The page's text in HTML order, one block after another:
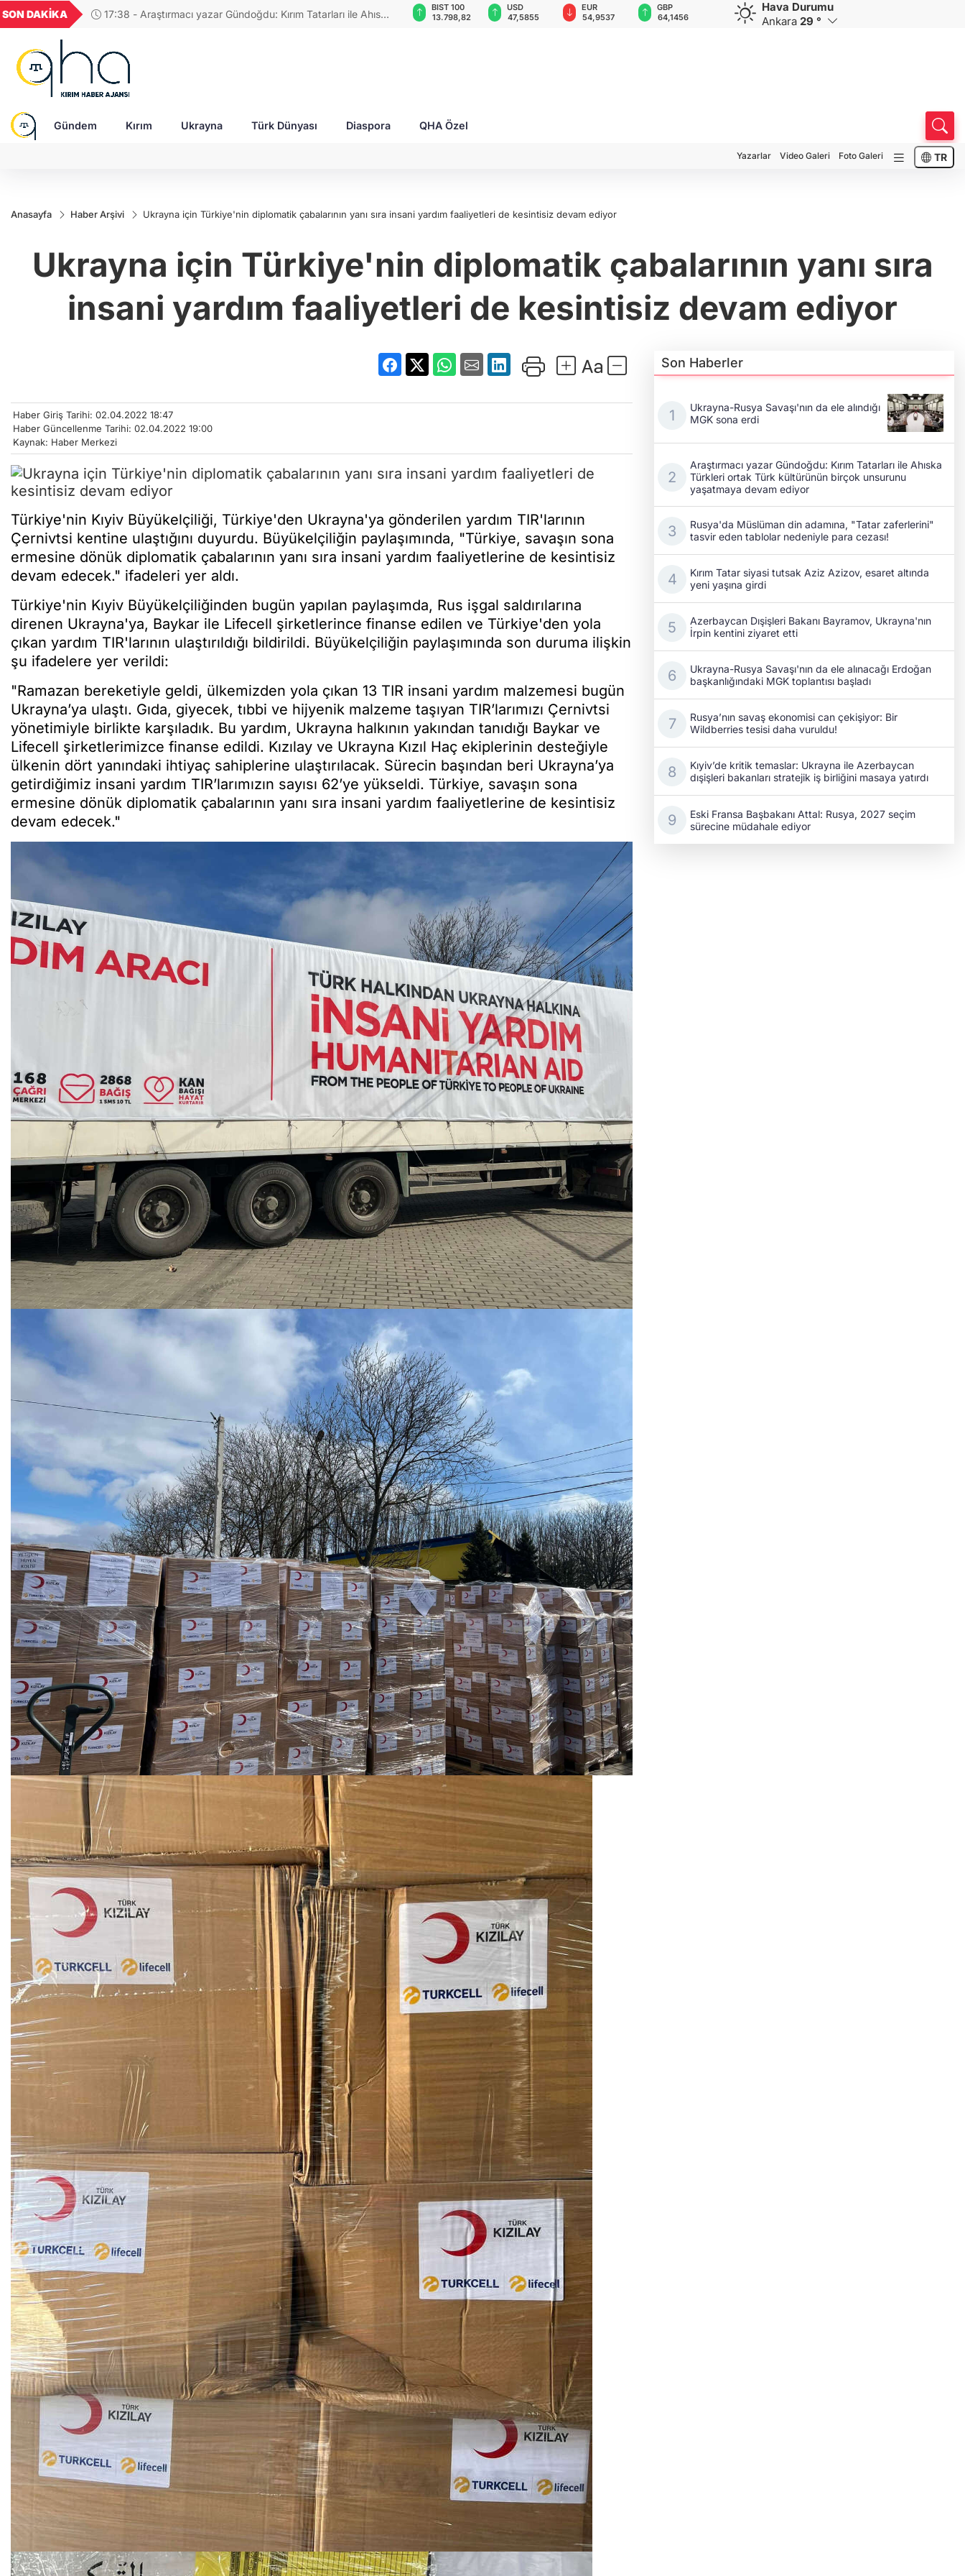
SON DAKİKA
17:38 - Araştırmacı yazar Gündoğdu: Kırım Tatarları ile Ahıska
GEL
18,1971
16,2297
28,0626
0,0018
6.501,54
BIST 100
13.798,82
USD
47,5855
EUR
54,9537
GBP
64,1456
CHF
58,5668
CAD
33,9460
Hava Durumu
Ankara 29 °
Gündem Kırım Ukrayna Türk Dünyası Diaspora QHA Özel
Yazarlar Video Galeri Foto Galeri TR
Anasayfa Haber Arşivi Ukrayna için Türkiye'nin diplomatik çabalarının yanı sıra insani yardım faaliyetleri de kesintisiz devam ediyor
Ukrayna için Türkiye'nin diplomatik çabalarının yanı sıra
insani yardım faaliyetleri de kesintisiz devam ediyor
Haber Giriş Tarihi: 02.04.2022 18:47
Haber Güncellenme Tarihi: 02.04.2022 19:00
Kaynak: Haber Merkezi
Türkiye'nin Kıyiv Büyükelçiliği, Türkiye'den Ukrayna'ya gönderilen yardım TIR'larının
Çernivtsi kentine ulaştığını duyurdu. Büyükelçiliğin paylaşımında, "Türkiye, savaşın sona
ermesine dönük diplomatik çabalarının yanı sıra insani yardım faaliyetlerine de kesintisiz
devam edecek." ifadeleri yer aldı.
Türkiye'nin Kıyiv Büyükelçiliğinden bugün yapılan paylaşımda, Rus işgal saldırılarına
direnen Ukrayna'ya, Baykar ile Lifecell şirketlerince finanse edilen ve Türkiye'den yola
çıkan yardım TIR'larının ulaştırıldığı bildirildi. Büyükelçiliğin paylaşımında son duruma ilişkin
şu ifadelere yer verildi:
"Ramazan bereketiyle geldi, ülkemizden yola çıkan 13 TIR insani yardım malzemesi bugün
Ukrayna’ya ulaştı. Gıda, giyecek, tıbbi ve hijyenik malzeme taşıyan TIR’larımızı Çernivtsi
yönetimiyle birlikte karşıladık. Bu yardım, Ukrayna halkının yakından tanıdığı Baykar ve
Lifecell şirketlerimizce finanse edildi. Kızılay ve Ukrayna Kızıl Haç ekiplerinin desteğiyle
ülkenin dört yanındaki ihtiyaç sahiplerine ulaştırılacak. Sürecin başından beri Ukrayna’ya
getirdiğimiz insani yardım TIR’larımızın sayısı 62’ye yükseldi. Türkiye, savaşın sona
ermesine dönük diplomatik çabalarının yanı sıra insani yardım faaliyetlerine de kesintisiz
devam edecek."
Son Haberler
Ukrayna-Rusya Savaşı'nın da ele alındığı
MGK sona erdi
Araştırmacı yazar Gündoğdu: Kırım Tatarları ile Ahıska
Türkleri ortak Türk kültürünün birçok unsurunu
yaşatmaya devam ediyor
Rusya'da Müslüman din adamına, "Tatar zaferlerini"
tasvir eden tablolar nedeniyle para cezası!
Kırım Tatar siyasi tutsak Aziz Azizov, esaret altında
yeni yaşına girdi
Azerbaycan Dışişleri Bakanı Bayramov, Ukrayna'nın
İrpin kentini ziyaret etti
Ukrayna-Rusya Savaşı'nın da ele alınacağı Erdoğan
başkanlığındaki MGK toplantısı başladı
Rusya’nın savaş ekonomisi can çekişiyor: Bir
Wildberries tesisi daha vuruldu!
Kıyiv’de kritik temaslar: Ukrayna ile Azerbaycan
dışişleri bakanları stratejik iş birliğini masaya yatırdı
Eski Fransa Başbakanı Attal: Rusya, 2027 seçim
sürecine müdahale ediyor